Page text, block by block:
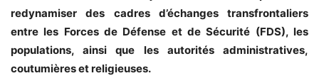
redynamiser des cadres d’échanges transfrontaliers
entre les Forces de Défense et de Sécurité (FDS), les
populations, ainsi que les autorités administratives,
coutumières et religieuses.